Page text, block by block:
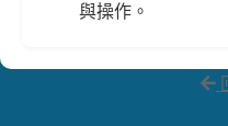
與操作。